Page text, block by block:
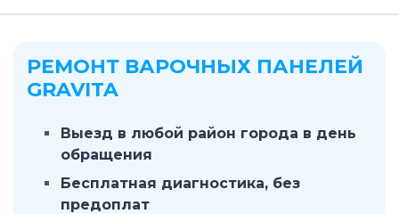
РЕМОНТ ВАРОЧНЫХ ПАНЕЛЕЙ
GRAVITA
Выезд в любой район города в день
обращения
Бесплатная диагностика, без
предоплат